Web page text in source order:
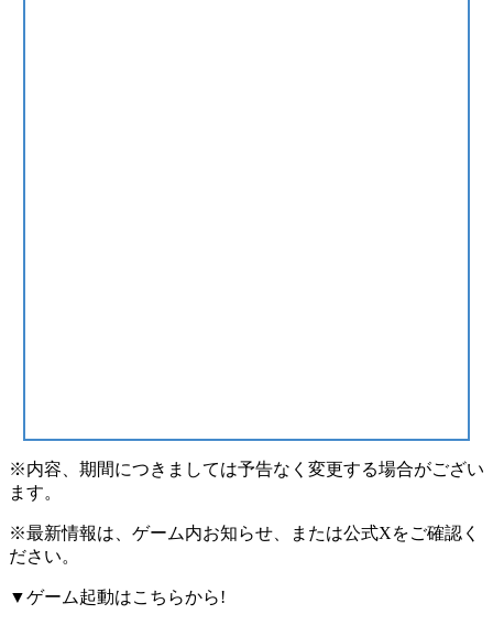
※内容、期間につきましては予告なく変更する場合がござい
ます。
※最新情報は、ゲーム内お知らせ、または公式Xをご確認く
ださい。
▼ゲーム起動はこちらから!